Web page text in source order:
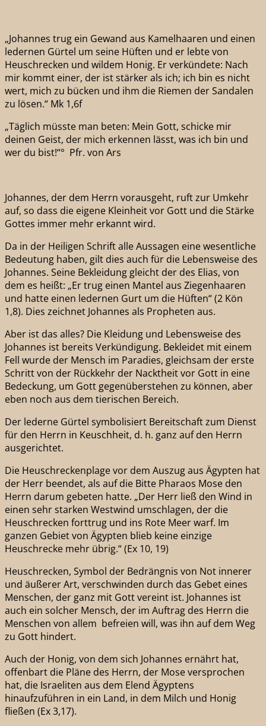
„Johannes trug ein Gewand aus Kamelhaaren und einen
ledernen Gürtel um seine Hüften und er lebte von
Heuschrecken und wildem Honig. Er verkündete: Nach
mir kommt einer, der ist stärker als ich; ich bin es nicht
wert, mich zu bücken und ihm die Riemen der Sandalen
zu lösen.“ Mk 1,6f
„Täglich müsste man beten: Mein Gott, schicke mir
deinen Geist, der mich erkennen lässt, was ich bin und
wer du bist!“° Pfr. von Ars
Johannes, der dem Herrn vorausgeht, ruft zur Umkehr
auf, so dass die eigene Kleinheit vor Gott und die Stärke
Gottes immer mehr erkannt wird.
Da in der Heiligen Schrift alle Aussagen eine wesentliche
Bedeutung haben, gilt dies auch für die Lebensweise des
Johannes. Seine Bekleidung gleicht der des Elias, von
dem es heißt: „Er trug einen Mantel aus Ziegenhaaren
und hatte einen ledernen Gurt um die Hüften“ (2 Kön
1,8). Dies zeichnet Johannes als Propheten aus.
Aber ist das alles? Die Kleidung und Lebensweise des
Johannes ist bereits Verkündigung. Bekleidet mit einem
Fell wurde der Mensch im Paradies, gleichsam der erste
Schritt von der Rückkehr der Nacktheit vor Gott in eine
Bedeckung, um Gott gegenüberstehen zu können, aber
eben noch aus dem tierischen Bereich.
Der lederne Gürtel symbolisiert Bereitschaft zum Dienst
für den Herrn in Keuschheit, d. h. ganz auf den Herrn
ausgerichtet.
Die Heuschreckenplage vor dem Auszug aus Ägypten hat
der Herr beendet, als auf die Bitte Pharaos Mose den
Herrn darum gebeten hatte. „Der Herr ließ den Wind in
einen sehr starken Westwind umschlagen, der die
Heuschrecken forttrug und ins Rote Meer warf. Im
ganzen Gebiet von Ägypten blieb keine einzige
Heuschrecke mehr übrig.“ (Ex 10, 19)
Heuschrecken, Symbol der Bedrängnis von Not innerer
und äußerer Art, verschwinden durch das Gebet eines
Menschen, der ganz mit Gott vereint ist. Johannes ist
auch ein solcher Mensch, der im Auftrag des Herrn die
Menschen von allem befreien will, was ihn auf dem Weg
zu Gott hindert.
Auch der Honig, von dem sich Johannes ernährt hat,
offenbart die Pläne des Herrn, der Mose versprochen
hat, die Israeliten aus dem Elend Ägyptens
hinaufzuführen in ein Land, in dem Milch und Honig
fließen (Ex 3,17).